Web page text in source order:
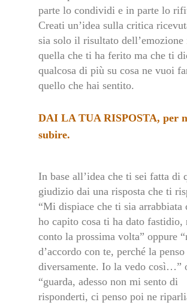
parte lo condividi e in parte lo
Creati un’idea sulla critica
sia solo il risultato
quella che ti ha ferito ma che ti
qualcosa di più su cosa ne vuoi
quello che hai sentito.
DAI LA TUA RISPOSTA, per
subire.
In base all’idea che ti sei fatta di
giudizio dai una risposta che ti
“Mi dispiace che ti sia arrabbiata
ho capito cosa ti ha dato fastidio,
conto la prossima volta” oppure
d’accordo con te, perché la penso
diversamente. Io la vedo così…”
“guarda, adesso non mi sento di
risponderti, ci penso poi ne